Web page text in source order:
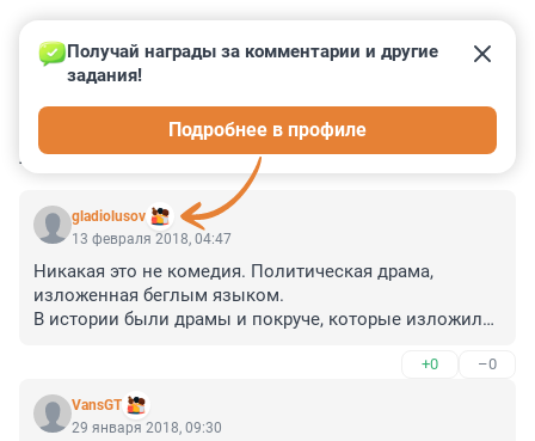
КОММЕНТАРИИ 28
gladiolusov
Получай награды за комментарии и другие
задания!
Подробнее в профиле
13 февраля 2018, 04:47
Никакая это не комедия. Политическая драма,
изложенная беглым языком.
В истории были драмы и покруче, которые изложили
Но еще один взгляд на новейшую русскую историю
не помешает.
Тем более что основная канва изложена достоверно.
+0 –0
VansGT
29 января 2018, 09:30